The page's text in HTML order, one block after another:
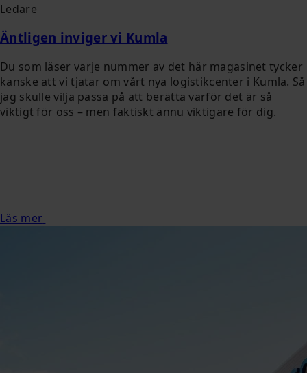
Ledare
Äntligen inviger vi Kumla
Du som läser varje nummer av det här magasinet tycker
kanske att vi tjatar om vårt nya logistikcenter i Kumla. Så
jag skulle vilja passa på att berätta varför det är så
viktigt för oss – men faktiskt ännu viktigare för dig.
Läs mer